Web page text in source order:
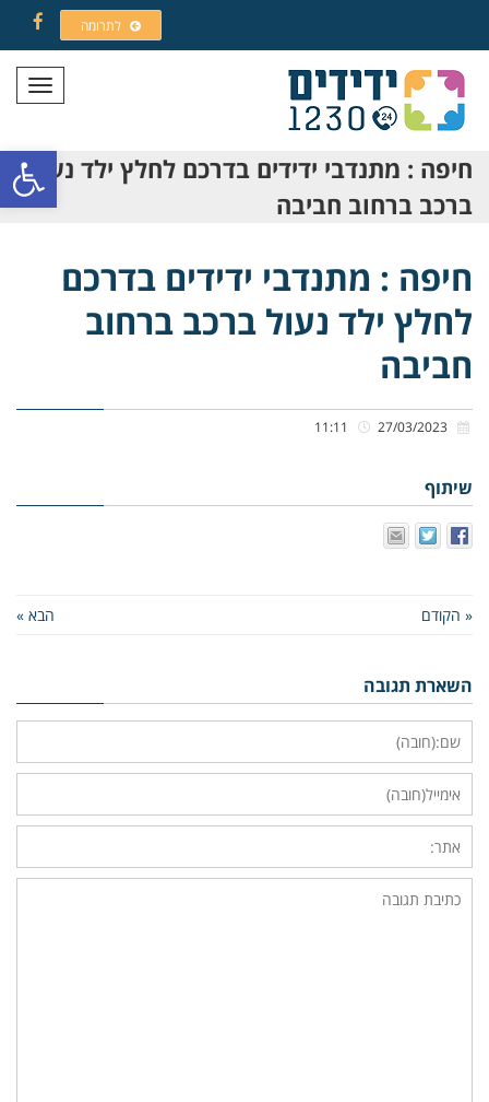
פתח
לתרומה
תפריט
חיפה : מתנדבי ידידים בדרכם לחלץ ילד נעול
ברכב ברחוב חביבה
חיפה : מתנדבי ידידים בדרכם
לחלץ ילד נעול ברכב ברחוב
חביבה
שיתוף
« הקודם הבא »
השארת תגובה